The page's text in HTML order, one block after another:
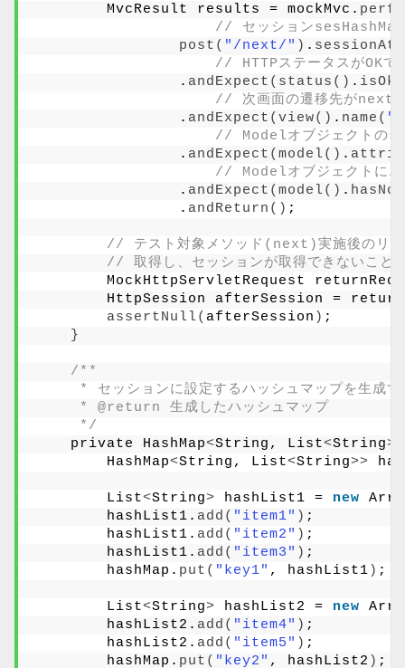
        MvcResult results = mockMvc.
// セッションsesHashMap
post ( "/next/" ) .
// HTTPステータスがOKで
                .
andExpect ( status () . isOk
// 次画面の遷移先が
                .
andExpect ( view() . name (
// Modelオブジェクトの
                .
andExpect ( model() .
// Modelオブジェクトにエ
                .
andExpect ( model() .
                .
andReturn () ;
// テスト対象メソッド(next)実施後のリク
// 取得し、セッションが取得できないこと
MockHttpServletRequest returnReq
HttpSession afterSession =
assertNull( afterSession ) ;
}
/**
* セッションに設定するハッシュマップを生成す
     * @return 生成したハッシュマップ
     */
    private HashMap
<String, List<String>>
        HashMap
<String, List<String>>
        List
<String> hashList1 = new
        hashList1.
add ( "item1" ) ;
        hashList1.
add ( "item2" ) ;
        hashList1.
add ( "item3" ) ;
        hashMap.
put ( "key1" , hashList1 ) ;
        List
<String> hashList2 = new
        hashList2.
add ( "item4" ) ;
        hashList2.
add ( "item5" ) ;
        hashMap.
put ( "key2" , hashList2 ) ;